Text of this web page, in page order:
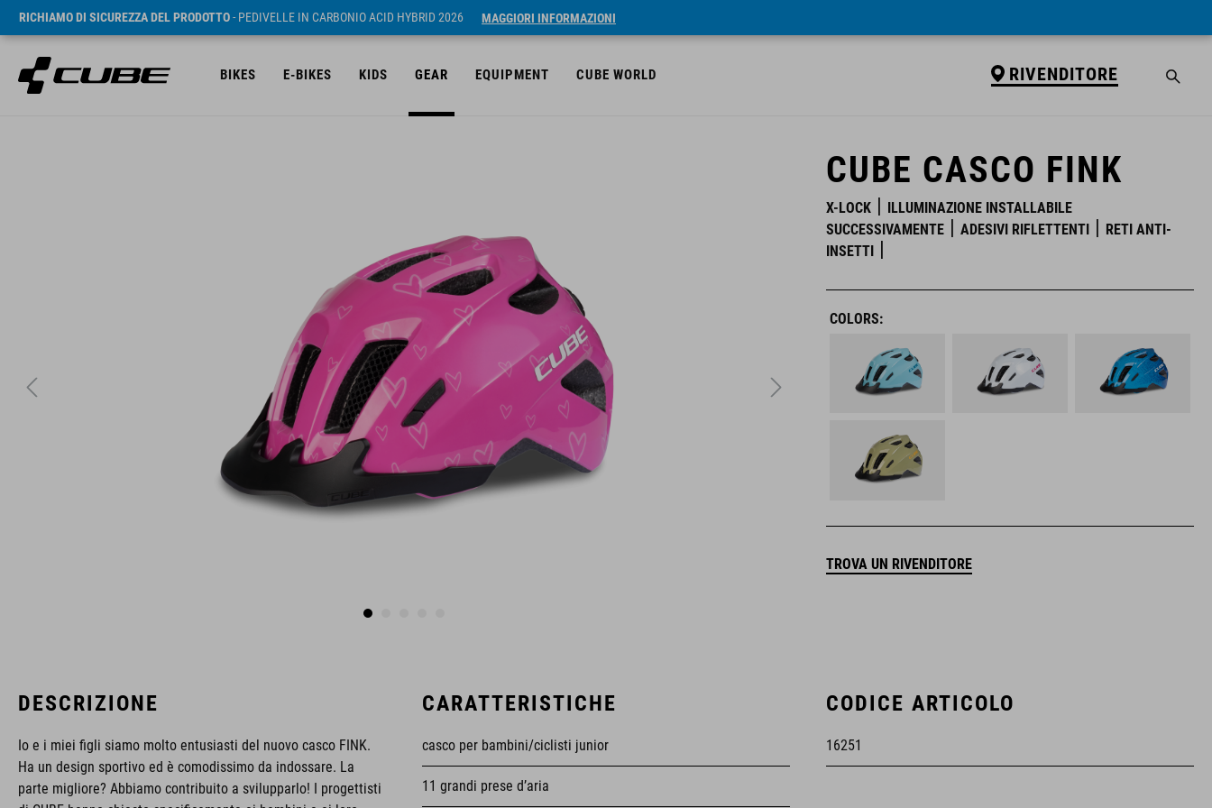
RICHIAMO DI SICUREZZA DEL PRODOTTO- PEDIVELLE IN CARBONIO ACID HYBRID 2026 MAGGIORI INFORMAZIONI
BIKES E-BIKES KIDS GEAR EQUIPMENT CUBE WORLD RIVENDITORE
CUBE CASCO FINK
X-LOCK
ILLUMINAZIONE INSTALLABILE
SUCCESSIVAMENTE
ADESIVI RIFLETTENTI
RETI ANTI-
INSETTI
COLORS:
TROVA UN RIVENDITORE
DESCRIZIONE
Io e i miei figli siamo molto entusiasti del nuovo casco FINK.
Ha un design sportivo ed è comodissimo da indossare. La
parte migliore? Abbiamo contribuito a svilupparlo! I progettisti
CARATTERISTICHE
casco per bambini/ciclisti junior
11 grandi prese d’aria
CODICE ARTICOLO
16251